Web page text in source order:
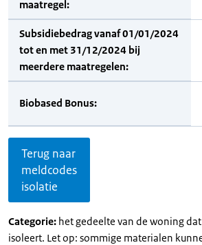
maatregel:
Subsidiebedrag vanaf 01/01/2024
tot en met 31/12/2024 bij
meerdere maatregelen:
Biobased Bonus:
Terug naar
meldcodes
isolatie
Categorie: het gedeelte van de woning
isoleert. Let op: sommige materialen